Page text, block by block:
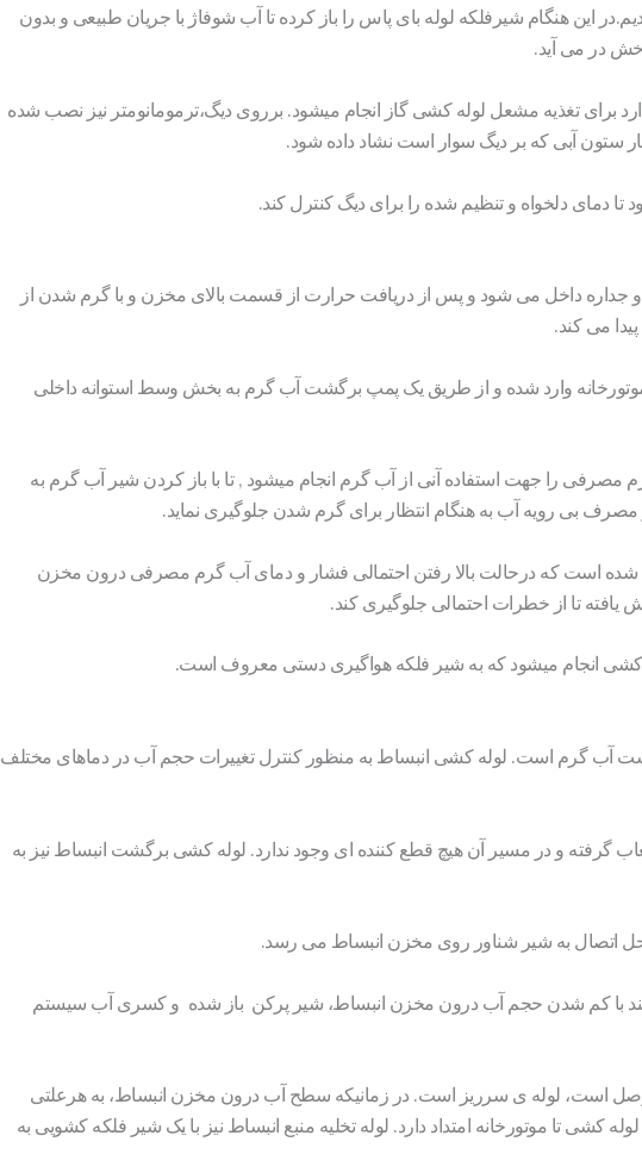
این هنگام شیرفلکه لوله بای پاس را باز کرده تا آب شوفاژ با جریان طبیعی و بدون
در می آید.
گاز منزل یک لوله که معمولا سایز 1 اینچ دارد برای تغذیه مشعل لوله کشی گاز انجام میشود. برروی دیگ،ترمومانومتر نیز نصب شده
آبی که بر دیگ سوار است نشاد داده شود.
دمای دلخواه و تنظیم شده را برای دیگ کنترل کند.
جداره داخل می شود و پس از دریافت حرارت از قسمت بالای مخزن و با گرم شدن از
می کند.
وارد شده و از طریق یک پمپ برگشت آب گرم به بخش وسط استوانه داخلی
را جهت استفاده آنی از آب گرم انجام میشود , تا با باز کردن شیر آب گرم به
بی رویه آب به هنگام انتظار برای گرم شدن جلوگیری نماید.
شده است که درحالت بالا رفتن احتمالی فشار و دمای آب گرم مصرفی درون مخزن
تا از خطرات احتمالی جلوگیری کند.
انجام میشود که به شیر فلکه هواگیری دستی معروف است.
آب گرم است. لوله کشی انبساط به منظور کنترل تغییرات حجم آب در دماهای مختلف
گرفته و در مسیر آن هیچ قطع کننده ای وجود ندارد. لوله کشی برگشت انبساط نیز به
اتصال به شیر شناور روی مخزن انبساط می رسد.
با کم شدن حجم آب درون مخزن انبساط، شیر پرکن باز شده و کسری آب سیستم
وصل است، لوله ی سرریز است. در زمانیکه سطح آب درون مخزن انبساط، به هرعلتی
کشی تا موتورخانه امتداد دارد. لوله تخلیه منبع انبساط نیز با یک شیر فلکه کشویی به